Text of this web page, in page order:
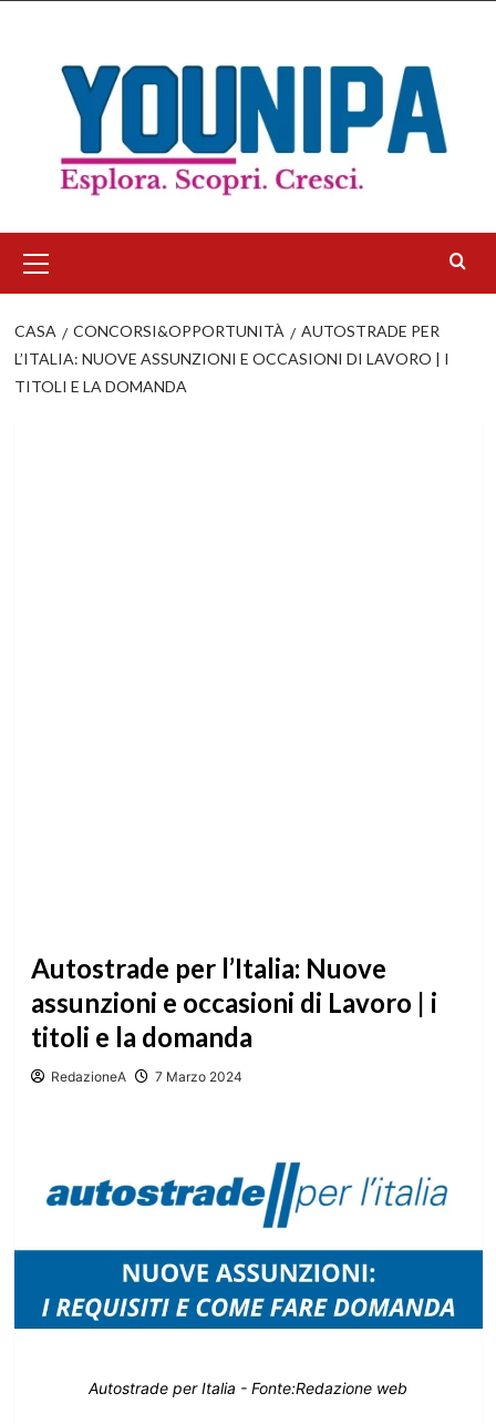
contenuto
principale
CASA CONCORSI&OPPORTUNITÀ
AUTOSTRADE PER
L’ITALIA: NUOVE ASSUNZIONI E OCCASIONI DI LAVORO | I
TITOLI E LA DOMANDA
Autostrade per l’Italia: Nuove
assunzioni e occasioni di Lavoro | i
titoli e la domanda
RedazioneA 7 Marzo 2024
Autostrade per Italia - Fonte:Redazione web